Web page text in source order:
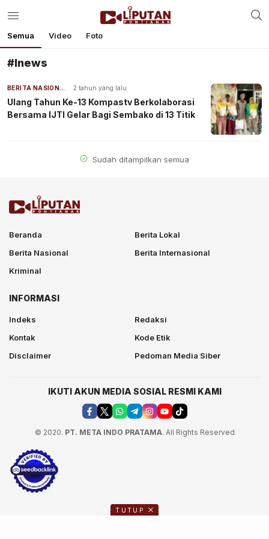
Semua Video Foto
#Inews
BERITA NASIONAL 2 tahun yang lalu
Ulang Tahun Ke-13 Kompastv Berkolaborasi
Bersama IJTI Gelar Bagi Sembako di 13 Titik
Sudah ditampilkan semua
Beranda
Berita Lokal
Berita Nasional
Berita Internasional
Kriminal
INFORMASI
Indeks
Redaksi
Kontak
Kode Etik
Disclaimer
Pedoman Media Siber
IKUTI AKUN MEDIA SOSIAL RESMI KAMI
© 2020. PT. META INDO PRATAMA. All Rights Reserved
TUTUP